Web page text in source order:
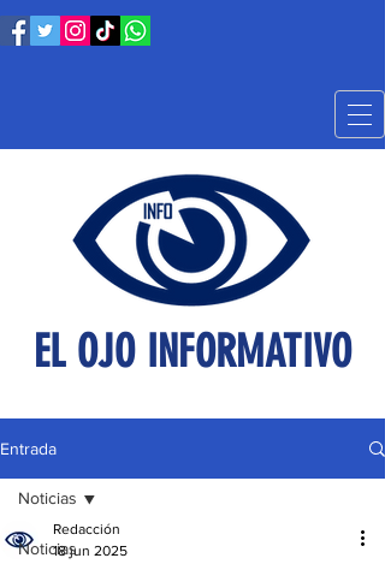
EL OJO INFORMATIVO
Entrada
Noticias
Noticias
Redacción
18 jun 2025